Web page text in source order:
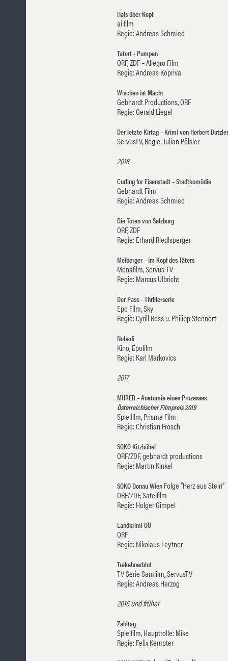
Hals über Kopf
ai film
Regie: Andreas Schmied
Tatort • Pumpen
ORF, ZDF – Allegro Film
Regie: Andreas Kopriva
Wischen ist Macht
Gebhardt Productions, ORF
Regie: Gerald Liegel
Der letzte Kirtag – Krimi von Herbert
ServusTV, Regie: Julian Pölsler
2018
Curling for Eisenstadt – Stadtkomödie
Gebhardt Film
Regie: Andreas Schmied
Die Toten von Salzburg
ORF, ZDF
Regie: Erhard Riedlsperger
Meiberger – Im Kopf des Täters
Monafilm, Servus TV
Regie: Marcus Ulbricht
Der Pass – Thrillerserie
Epo Film, Sky
Regie: Cyrill Boss u. Philipp Stennert
Nobadi
Kino, Epofilm
Regie: Karl Markovics
2017
MURER – Anatomie eines Prozesses
Österreichischer Filmpreis 2019
Spielfilm, Prisma Film
Regie: Christian Frosch
SOKO Kitzbühel
ORF/ZDF, gebhardt productions
Regie: Martin Kinkel
SOKO Donau Wien Folge “Herz aus Stein”
ORF/ZDF, Satelfilm
Regie: Holger Gimpel
Landkrimi OÖ
ORF
Regie: Nikolaus Leytner
Trakehnerblut
TV Serie Samfilm, ServusTV
Regie: Andreas Herzog
2016 und früher
Zahltag
Spielfilm, Hauptrolle: Mike
Regie: Felix Kempter